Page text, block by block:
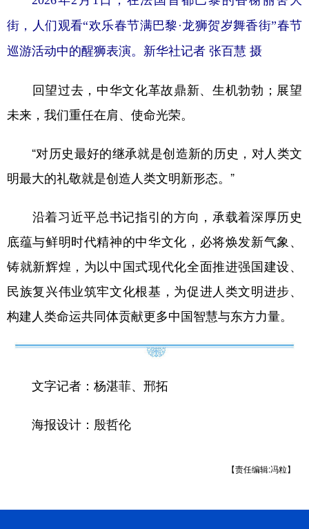
街，人们观看“欢乐春节满巴黎·龙狮贺岁舞香街”春节
巡游活动中的醒狮表演。新华社记者 张百慧 摄
回望过去，中华文化革故鼎新、生机勃勃；展望
未来，我们重任在肩、使命光荣。
“对历史最好的继承就是创造新的历史，对人类文
明最大的礼敬就是创造人类文明新形态。”
沿着习近平总书记指引的方向，承载着深厚历史
底蕴与鲜明时代精神的中华文化，必将焕发新气象、
铸就新辉煌，为以中国式现代化全面推进强国建设、
民族复兴伟业筑牢文化根基，为促进人类文明进步、
构建人类命运共同体贡献更多中国智慧与东方力量。
文字记者：杨湛菲、邢拓
海报设计：殷哲伦
【责任编辑:冯粒】